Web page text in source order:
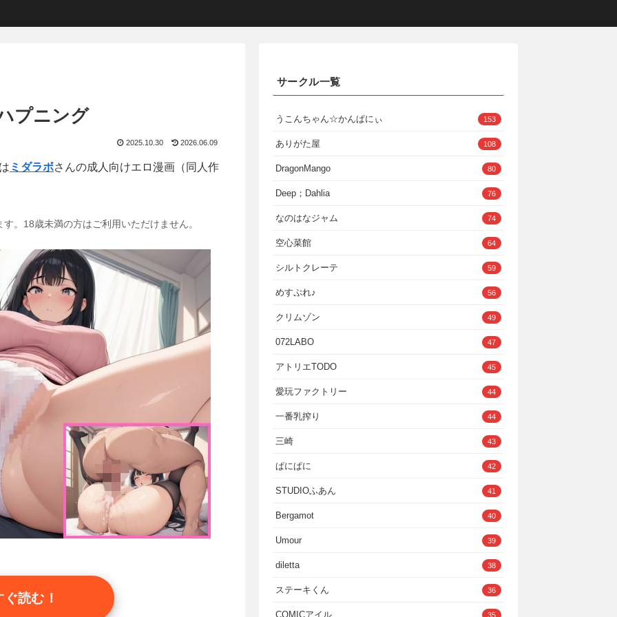
プニング
2025.10.30 2026.06.09
ミダラボさんの成人向けエロ漫画（同人作
。18歳未満の方はご利用いただけません。
ぐ読む！
サークル一覧
うこんちゃん☆かんぱにぃ 153
ありがた屋 108
DragonMango 80
Deep；Dahlia 76
なのはなジャム 74
空心菜館 64
シルトクレーテ 59
めすぷれ♪ 56
クリムゾン 49
072LABO 47
アトリエTODO 45
愛玩ファクトリー 44
一番乳搾り 44
三崎 43
ぱにぱに 42
STUDIOふあん 41
Bergamot 40
Umour 39
diletta 38
ステーキくん 36
COMICアイル 35